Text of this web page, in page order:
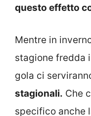
questo effetto
Mentre in
stagione fredda
gola ci
stagionali. Che
specifico anche